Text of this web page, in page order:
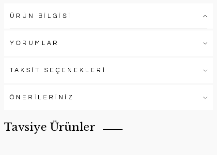
ÜRÜN BİLGİSİ
YORUMLAR
TAKSİT SEÇENEKLERİ
ÖNERİLERİNİZ
Tavsiye Ürünler